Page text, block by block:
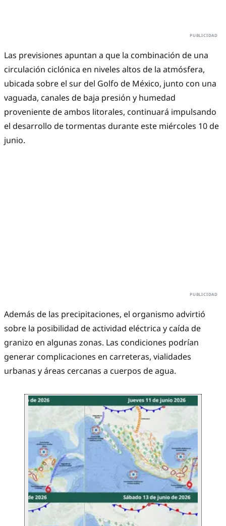
Las previsiones apuntan a que la combinación de una
circulación ciclónica en niveles altos de la atmósfera,
ubicada sobre el sur del Golfo de México, junto con una
vaguada, canales de baja presión y humedad
proveniente de ambos litorales, continuará impulsando
el desarrollo de tormentas durante este miércoles 10 de
junio.
Además de las precipitaciones, el organismo advirtió
sobre la posibilidad de actividad eléctrica y caída de
granizo en algunas zonas. Las condiciones podrían
generar complicaciones en carreteras, vialidades
urbanas y áreas cercanas a cuerpos de agua.